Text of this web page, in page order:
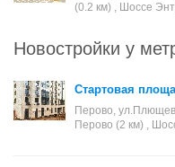
(0.2 км) , Шоссе
Новостройки у
Стартовая
Перово,
Перово (2 км) ,